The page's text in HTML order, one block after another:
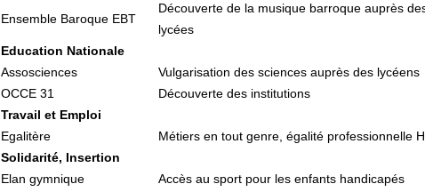
Ensemble Baroque EBT
Découverte de la musique barroque auprès
lycées
Education Nationale
Assosciences
Vulgarisation des sciences auprès des lycéens
OCCE 31
Découverte des institutions
Travail et Emploi
Egalitère
Métiers en tout genre, égalité professionnelle
Solidarité, Insertion
Elan gymnique
Accès au sport pour les enfants handicapés